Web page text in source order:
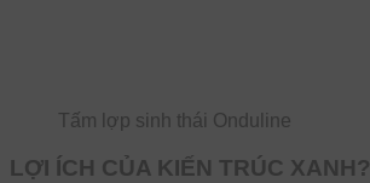
Tấm lợp sinh thái Onduline
LỢI ÍCH CỦA KIẾN TRÚC XANH?